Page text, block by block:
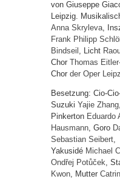
von Giuseppe
Leipzig.
Anna Skryleva,
Frank Philipp
Bindseil , Licht
Chor Thomas
Chor der Oper
Besetzung: Cio-
Suzuki Yajie Zhang
Pinkerton Eduardo
Hausmann, Goro
Sebastian Seibert,
Yakusidé Michael
Ondřej Potůček,
Kwon, Mutter